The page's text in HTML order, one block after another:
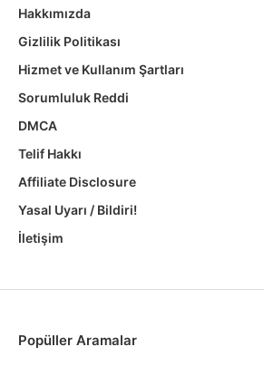
Hakkımızda
Gizlilik Politikası
Hizmet ve Kullanım Şartları
Sorumluluk Reddi
DMCA
Telif Hakkı
Affiliate Disclosure
Yasal Uyarı / Bildiri!
İletişim
Popüller Aramalar